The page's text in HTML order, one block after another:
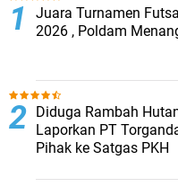
Juara Turnamen
2026 , Poldam
Diduga Rambah
Laporkan PT
Pihak ke Satgas PKH